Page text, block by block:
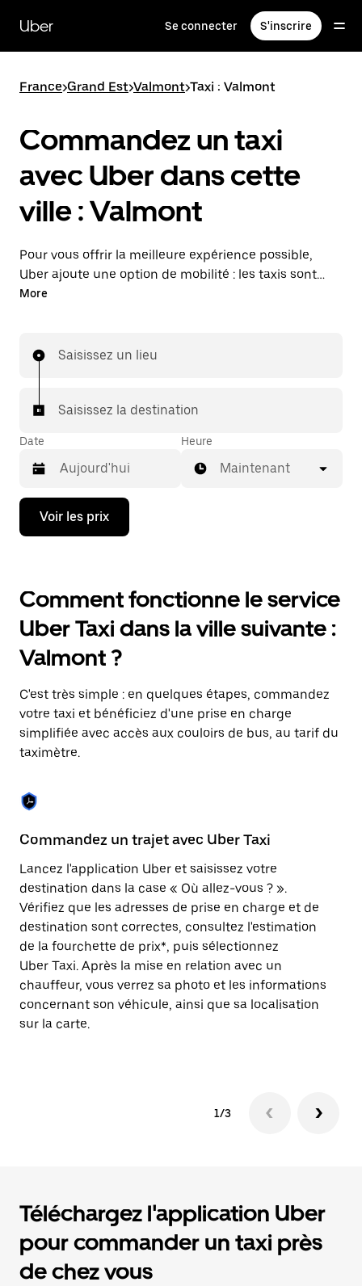
contenu
principal
Uber Se connecter S'inscrire
France>Grand Est>Valmont>Taxi : Valmont
Commandez un taxi
avec Uber dans cette
ville : Valmont
Pour vous offrir la meilleure expérience possible,
Uber ajoute une option de mobilité : les taxis sont
maintenant disponibles dans l'application. Uber Taxi :
More
Saisissez un lieu
Saisissez la destination
Date
Appuyez
la
bas
pour
ouvrir
le
calendrier
et
une
date.
Appuyez
sur
la
pour
fermer
calendrier.
Heure
Maintenant
Voir les prix
Comment fonctionne le service
Uber Taxi dans la ville suivante :
Valmont ?
C'est très simple : en quelques étapes, commandez
votre taxi et bénéficiez d'une prise en charge
simplifiée avec accès aux couloirs de bus, au tarif du
taximètre.
Commandez un trajet avec Uber Taxi
Lancez l'application Uber et saisissez votre
destination dans la case « Où allez-vous ? ».
Vérifiez que les adresses de prise en charge et de
destination sont correctes, consultez l'estimation
de la fourchette de prix*, puis sélectionnez
Uber Taxi. Après la mise en relation avec un
chauffeur, vous verrez sa photo et les informations
concernant son véhicule, ainsi que sa localisation
sur la carte.
1/3
Téléchargez l'application Uber
pour commander un taxi près
de chez vous